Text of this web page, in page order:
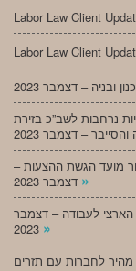
Labor Law Client
Labor Law Client
נרחבות לשב”כ בזירת
מועד הגשת ההצעות –
»
הארצי לעבודה – דצמבר
»
מהיר לחברות עם תזרים